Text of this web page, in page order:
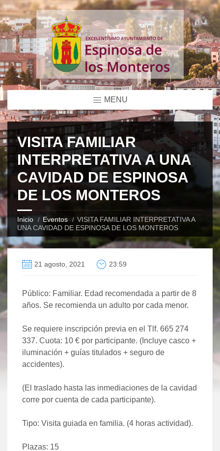
MENU
VISITA FAMILIAR
INTERPRETATIVA A UNA
CAVIDAD DE ESPINOSA
DE LOS MONTEROS
Inicio Eventos
VISITA FAMILIAR INTERPRETATIVA A
UNA CAVIDAD DE ESPINOSA DE LOS MONTEROS
21 agosto, 2021 23:59
Público: Familiar. Edad recomendada a partir de 8
años. Se recomienda un adulto por cada menor.
Se requiere inscripción previa en el Tlf. 665 274
337. Cuota: 10 € por participante. (Incluye casco +
iluminación + guías titulados + seguro de
accidentes).
(El traslado hasta las inmediaciones de la cavidad
corre por cuenta de cada participante).
Tipo: Visita guiada en familia. (4 horas actividad).
Plazas: 15